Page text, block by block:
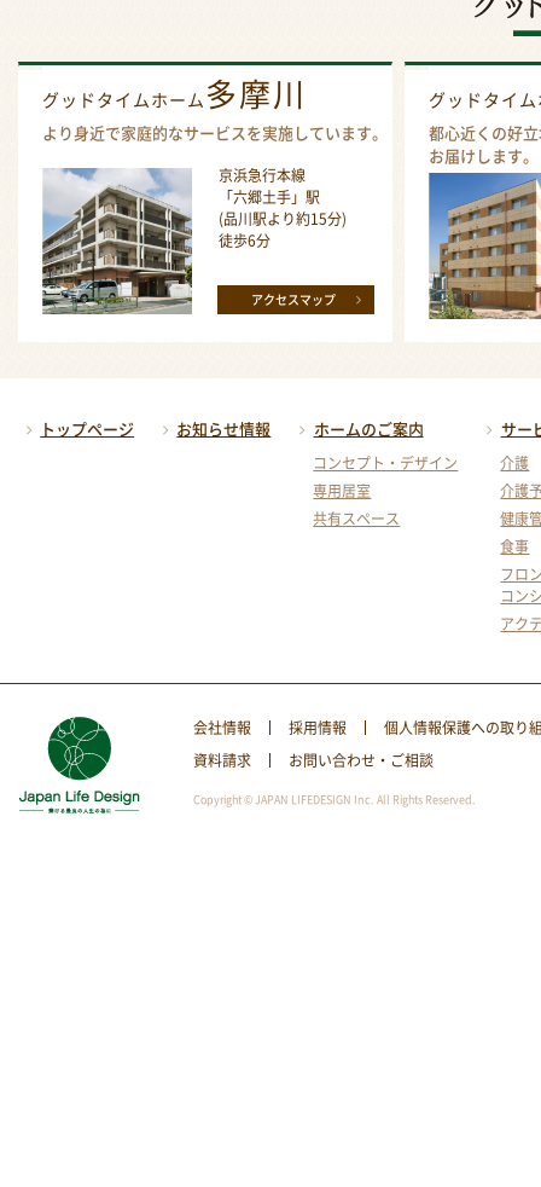
グッドタイムホーム 多摩川
より身近で家庭的なサービスを実施しています。
京浜急行本線
「六郷土手」駅
(品川駅より約15分)
徒歩6分
アクセスマップ
グッドタイ
都心近くの好
お届けします。
トップページ お知らせ情報 ホームのご案内
コンセプト・デザイン
専用居室
共有スペース
サー
介護
介護
健康
食事
フロ
コン
アク
会社情報 採用情報
個人情報保護への取り
資料請求
お問い合わせ・ご相談
Copyright © JAPAN LIFEDESIGN Inc. All Rights Reserved.